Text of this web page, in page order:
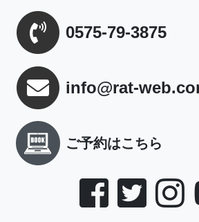
0575-79-3875
info@rat-
ご予約はこちら